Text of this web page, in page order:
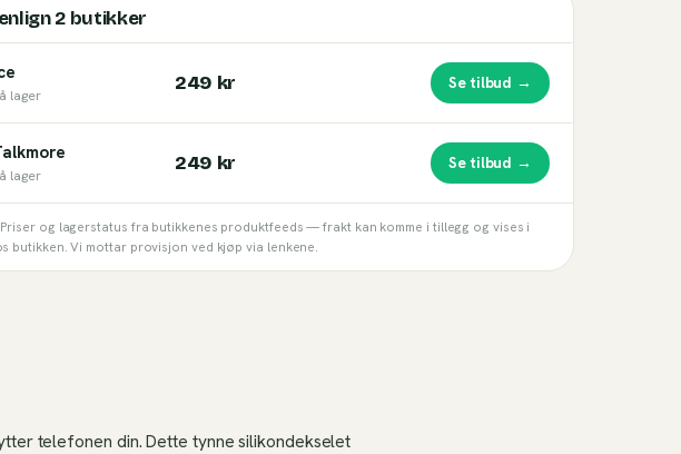
2 butikker
lager
249 kr Se tilbud →
lager
249 kr Se tilbud →
og lagerstatus fra butikkenes produktfeeds — frakt kan komme i tillegg og vises i
butikken. Vi mottar provisjon ved kjøp via lenkene.
telefonen din. Dette tynne silikondekselet